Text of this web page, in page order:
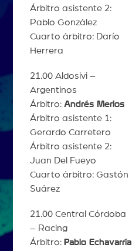
Árbitro asistente 2:
Pablo González
Cuarto árbitro: Darío
Herrera
21.00 Aldosivi –
Argentinos
Árbitro: Andrés Merlos
Árbitro asistente 1:
Gerardo Carretero
Árbitro asistente 2:
Juan Del Fueyo
Cuarto árbitro: Gastón
Suárez
21.00 Central Córdoba
– Racing
Árbitro: Pablo Echavarría